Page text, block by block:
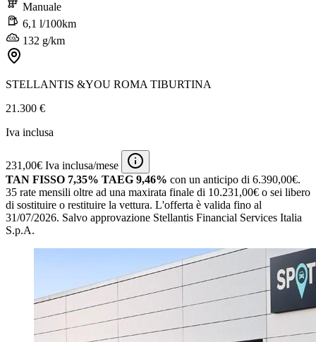
Manuale
6,1 l/100km
132 g/km
STELLANTIS &YOU ROMA TIBURTINA
21.300 €
Iva inclusa
231,00€ Iva inclusa/mese
TAN FISSO 7,35% TAEG 9,46% con un anticipo di 6.390,00€.
35 rate mensili oltre ad una maxirata finale di 10.231,00€ o sei libero
di sostituire o restituire la vettura. L'offerta è valida fino al
31/07/2026. Salvo approvazione Stellantis Financial Services Italia
S.p.A.